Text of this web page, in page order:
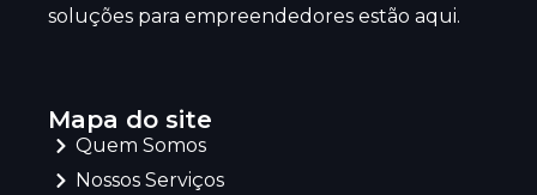
soluções para empreendedores estão aqui.
Mapa do site
Quem Somos
Nossos Serviços